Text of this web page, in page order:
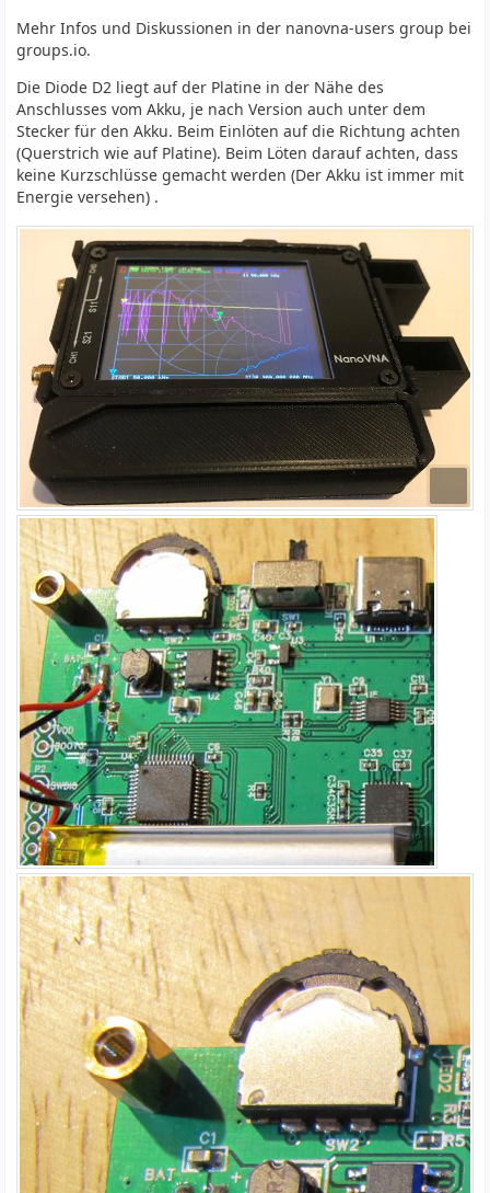
Mehr Infos und Diskussionen in der nanovna-users group bei
groups.io.
Die Diode D2 liegt auf der Platine in der Nähe des
Anschlusses vom Akku, je nach Version auch unter dem
Stecker für den Akku. Beim Einlöten auf die Richtung achten
(Querstrich wie auf Platine). Beim Löten darauf achten, dass
keine Kurzschlüsse gemacht werden (Der Akku ist immer mit
Energie versehen) .